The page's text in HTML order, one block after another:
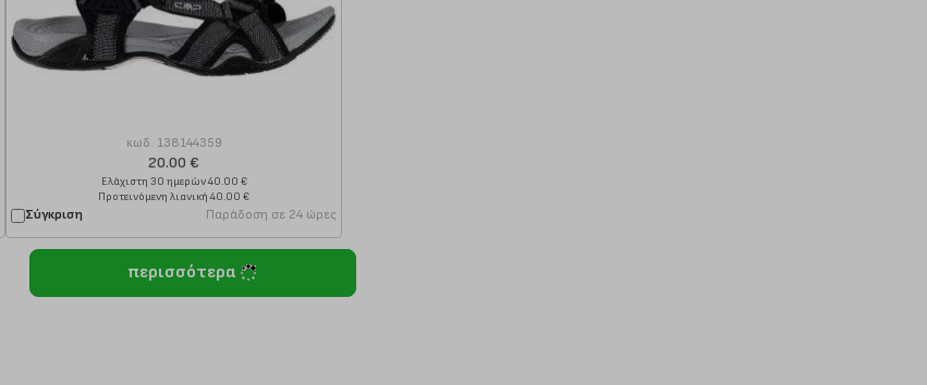
κωδ. 138144359
20.00 €
Ελάχιστη 30 ημερών 40.00 €
Προτεινόμενη λιανική 40.00 €
Σύγκριση Παράδοση σε 24 ώρες
περισσότερα